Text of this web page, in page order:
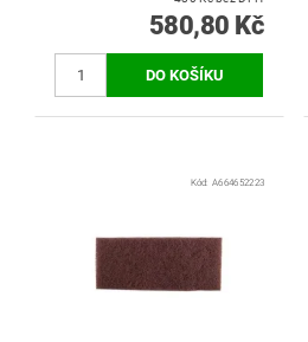
580,80 Kč
Kód:A664652223